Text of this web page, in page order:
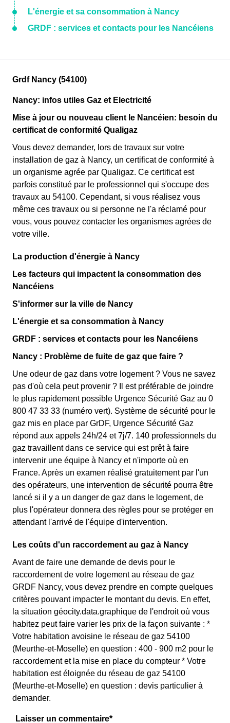
L'énergie et sa consommation à Nancy
GRDF : services et contacts pour les Nancéiens
Grdf Nancy (54100)
Nancy: infos utiles Gaz et Electricité
Mise à jour ou nouveau client le Nancéien: besoin du
certificat de conformité Qualigaz
Vous devez demander, lors de travaux sur votre
installation de gaz à Nancy, un certificat de conformité à
un organisme agrée par Qualigaz. Ce certificat est
parfois constitué par le professionnel qui s'occupe des
travaux au 54100. Cependant, si vous réalisez vous
même ces travaux ou si personne ne l'a réclamé pour
vous, vous pouvez contacter les organismes agrées de
votre ville.
La production d'énergie à Nancy
Les facteurs qui impactent la consommation des
Nancéiens
S'informer sur la ville de Nancy
L'énergie et sa consommation à Nancy
GRDF : services et contacts pour les Nancéiens
Nancy : Problème de fuite de gaz que faire ?
Une odeur de gaz dans votre logement ? Vous ne savez
pas d'où cela peut provenir ? Il est préférable de joindre
le plus rapidement possible Urgence Sécurité Gaz au 0
800 47 33 33 (numéro vert). Système de sécurité pour le
gaz mis en place par GrDF, Urgence Sécurité Gaz
répond aux appels 24h/24 et 7j/7. 140 professionnels du
gaz travaillent dans ce service qui est prêt à faire
intervenir une équipe à Nancy et n'importe où en
France. Après un examen réalisé gratuitement par l'un
des opérateurs, une intervention de sécurité pourra être
lancé si il y a un danger de gaz dans le logement, de
plus l'opérateur donnera des règles pour se protéger en
attendant l'arrivé de l'équipe d'intervention.
Les coûts d'un raccordement au gaz à Nancy
Avant de faire une demande de devis pour le
raccordement de votre logement au réseau de gaz
GRDF Nancy, vous devez prendre en compte quelques
critères pouvant impacter le montant du devis. En effet,
la situation géocity.data.graphique de l'endroit où vous
habitez peut faire varier les prix de la façon suivante : *
Votre habitation avoisine le réseau de gaz 54100
(Meurthe-et-Moselle) en question : 400 - 900 m2 pour le
raccordement et la mise en place du compteur * Votre
habitation est éloignée du réseau de gaz 54100
(Meurthe-et-Moselle) en question : devis particulier à
demander.
Laisser un commentaire*